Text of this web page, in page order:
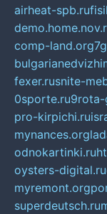
airheat-spb.ru
comp-land.org
fexer.rusnite-
0sporte.ru9rota-
pro-kirpichi.ru
mynances.org
odnokartinki.ru
oysters-digital.ru
myremont.org
superdeutsch.ru